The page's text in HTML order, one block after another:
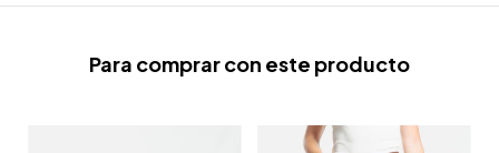
Para comprar con este producto